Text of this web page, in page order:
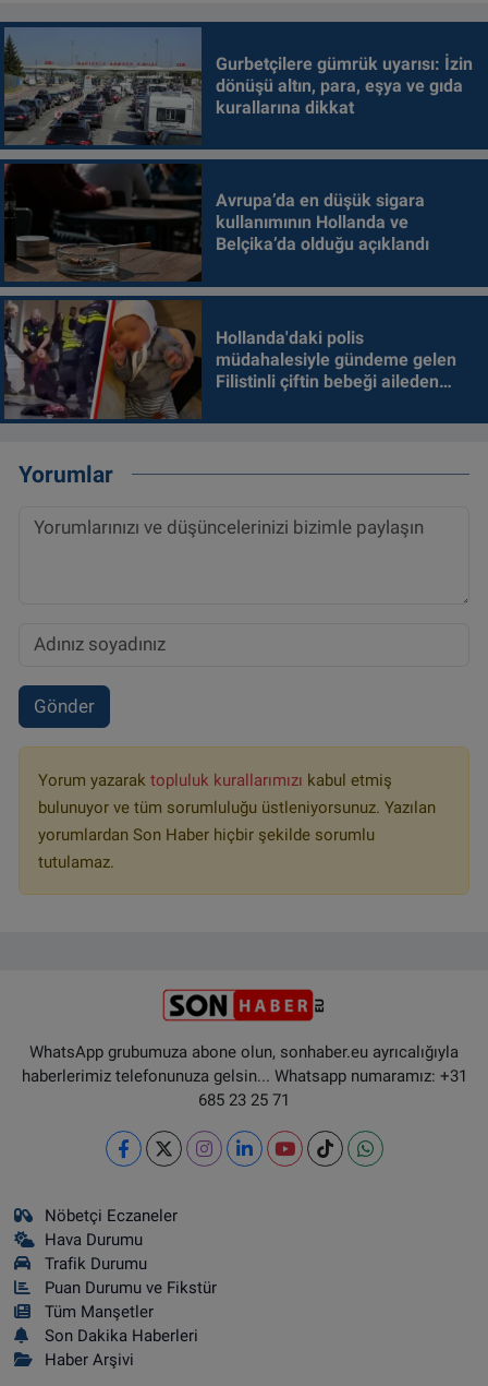
Gurbetçilere gümrük uyarısı: İzin
dönüşü altın, para, eşya ve gıda
kurallarına dikkat
Avrupa’da en düşük sigara
kullanımının Hollanda ve
Belçika’da olduğu açıklandı
Hollanda'daki polis
müdahalesiyle gündeme gelen
Filistinli çiftin bebeği aileden
Yorumlar
Gönder
Yorum yazarak topluluk kurallarımızı kabul etmiş
bulunuyor ve tüm sorumluluğu üstleniyorsunuz. Yazılan
yorumlardan Son Haber hiçbir şekilde sorumlu
tutulamaz.
WhatsApp grubumuza abone olun, sonhaber.eu ayrıcalığıyla
haberlerimiz telefonunuza gelsin... Whatsapp numaramız: +31
685 23 25 71
Nöbetçi Eczaneler
Hava Durumu
Trafik Durumu
Puan Durumu ve Fikstür
Tüm Manşetler
Son Dakika Haberleri
Haber Arşivi